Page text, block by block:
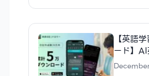
【英語
ード】
ロワー」